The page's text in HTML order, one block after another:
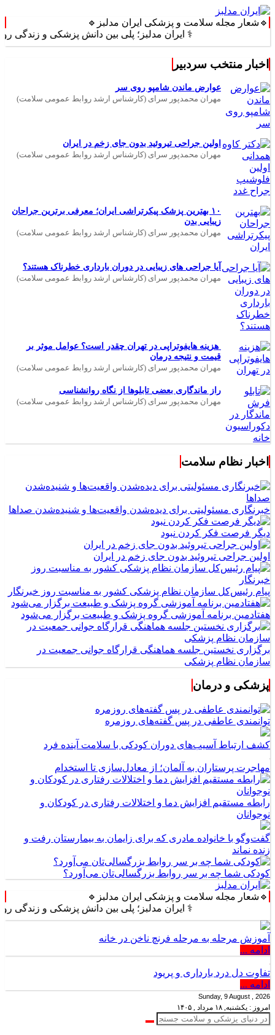
🔹شعار مجله سلامت و پزشکی ایران مدلبز🔹
⚕️ ایران مدلبز؛ پلی بین دانش پزشکی و زندگی روزمره ⚕️
اخبار منتخب سردبیر
عوارض ماندن شامپو روی سر
مهران محمدپور سرای (کارشناس ارشد روابط عمومی سلامت)
اولین جراحی تیروئید بدون جای زخم در ایران
مهران محمدپور سرای (کارشناس ارشد روابط عمومی سلامت)
۱۰ بهترین پزشک پیکرتراشی ایران؛ معرفی برترین جراحان
زیبایی بدن
مهران محمدپور سرای (کارشناس ارشد روابط عمومی سلامت)
آیا جراحی های زیبایی در دوران بارداری خطرناک هستند؟
مهران محمدپور سرای (کارشناس ارشد روابط عمومی سلامت)
هزینه هایفوتراپی در تهران چقدر است؟ عوامل موثر بر
قیمت و نتیجه درمان
مهران محمدپور سرای (کارشناس ارشد روابط عمومی سلامت)
راز ماندگاری بعضی تابلوها از نگاه روانشناسی
مهران محمدپور سرای (کارشناس ارشد روابط عمومی سلامت)
اخبار نظام سلامت
خبرنگاری مسئولیتی برای دیده‌شدن واقعیت‌ها و شنیده‌شدن صداها
دیگر فرصت فکر کردن نبود
اولین جراحی تیروئید بدون جای زخم در ایران
پیام رئیس‌کل سازمان نظام پزشکی کشور به مناسبت روز خبرنگار
هفتادمین برنامه آموزشی گروه پزشک و طبیعت برگزار می‌شود
برگزاری نخستین جلسه هماهنگی قرارگاه جوانی جمعیت در
سازمان نظام پزشکی
پزشکی و درمان
توانمندی عاطفی در پس گفته‌های روزمره
کشف ارتباط آسیب‌های دوران کودکی با سلامت آینده فرد
مهاجرت پرستاران به آلمان؛ از معادل‌سازی تا استخدام
رابطه مستقیم افزایش دما و اختلالات رفتاری در کودکان و
نوجوانان
گفت‌وگو با خانواده مادری که برای زایمان به بیمارستان رفت و
زنده نماند
کودکی شما چه بر سر روابط بزرگسالی‌تان می‌آورد؟
🔹شعار مجله سلامت و پزشکی ایران مدلبز🔹
⚕️ ایران مدلبز؛ پلی بین دانش پزشکی و زندگی روزمره ⚕️
آموزش مرحله به مرحله فرنچ ناخن در خانه
ادامه ...
تفاوت دل درد بارداری و پریود
ادامه ...
Sunday, 9 August , 2026
امروز : یکشنبه, ۱۸ مرداد , ۱۴۰۵